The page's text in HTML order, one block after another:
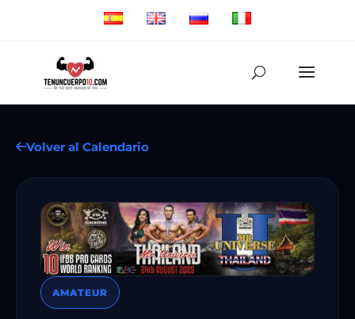
Volver al Calendario
AMATEUR